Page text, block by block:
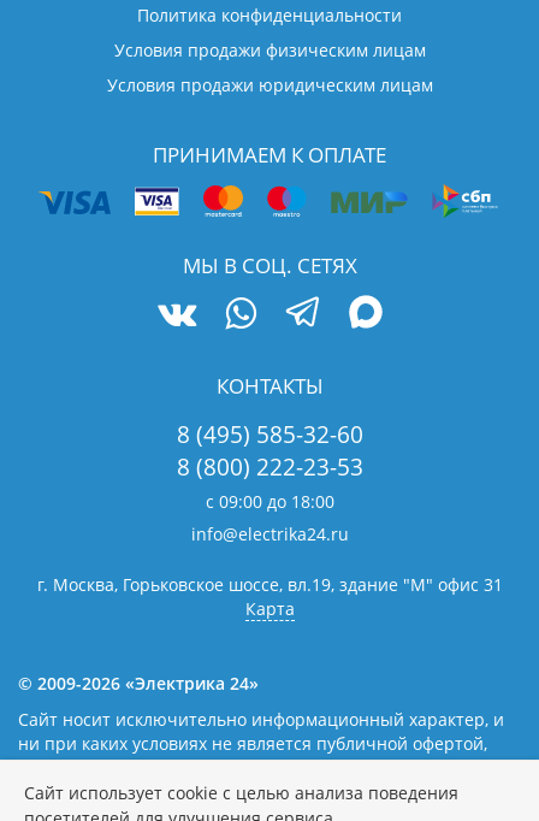
Политика конфиденциальности
Условия продажи физическим лицам
Условия продажи юридическим лицам
ПРИНИМАЕМ К ОПЛАТЕ
МЫ В СОЦ. СЕТЯХ
КОНТАКТЫ
8 (495) 585-32-60
8 (800) 222-23-53
с 09:00 до 18:00
info@electrika24.ru
г. Москва, Горьковское шоссе, вл.19, здание "М" офис 31
Карта
© 2009-2026 «Электрика 24»
Сайт носит исключительно информационный характер, и
ни при каких условиях не является публичной офертой,
определяемой положениями статьи 437(2) Гражданского
кодекса Российской Федерации. Наличие и цены уточняйте
у наших операторов.Политика обработки персональных
Сайт использует cookie с целью анализа поведения